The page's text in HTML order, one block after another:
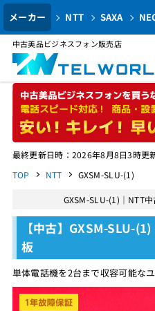
メーカー NTT SAXA
中古美品ビジネスフォン販売店
最終更新日時：2026年8月8日3時更
TOP
NTT GXSM-SLU-(1)
GXSM-SLU-(1)｜NTT
【中古】GXSM-SLU-
板
単体電話機を2台まで収容可能な